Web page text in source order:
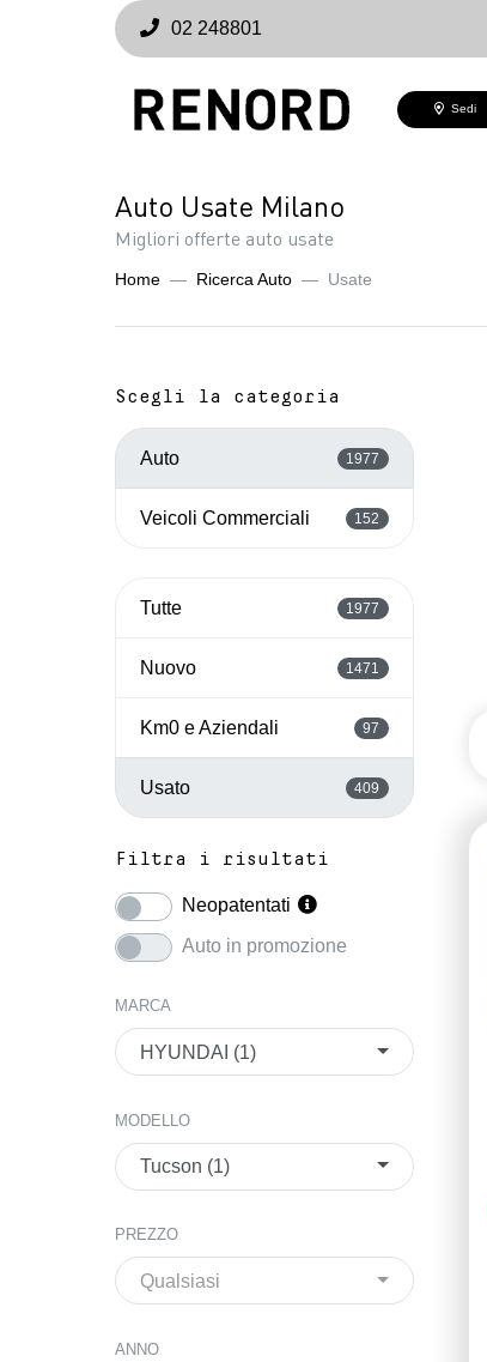
02 248801
Sedi
Auto Usate Milano
Migliori offerte auto usate
Home Ricerca Auto Usate
Scegli la categoria
Auto 1977
Veicoli Commerciali 152
Tutte 1977
Nuovo 1471
Km0 e Aziendali 97
Usato 409
Filtra i risultati
Neopatentati
Auto in promozione
MARCA
HYUNDAI (1)
MODELLO
Tucson (1)
PREZZO
Qualsiasi
ANNO